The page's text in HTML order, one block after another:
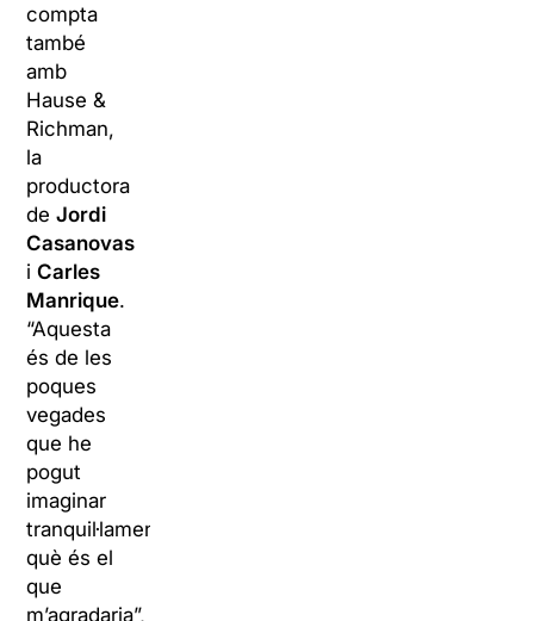
compta
també
amb
Hause &
Richman,
la
productora
deJordi
Casanovas
iCarles
Manrique.
“Aquesta
és de les
poques
vegades
que he
pogut
imaginar
tranquil·lament
què és el
que
m’agradaria”,